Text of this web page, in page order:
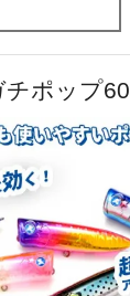
ポップ60